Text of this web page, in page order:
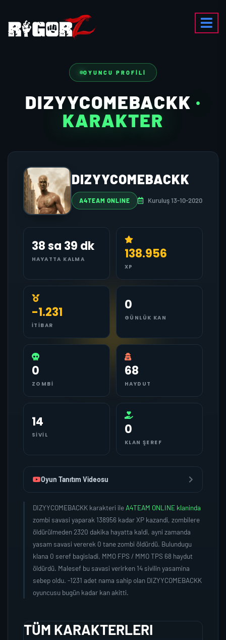
OYUNCU PROFILI
DIZYYCOMEBACKK ·
KARAKTER
DIZYYCOMEBACKK
A4TEAM ONLINE Kuruluş 13-10-2020
38 sa 39 dk
HAYATTA KALMA 138.956
XP
-1.231
İTIBAR
0
GÜNLÜK KAN
0
ZOMBI
68
HAYDUT
14
SIVIL 0
KLAN ŞEREF
Oyun Tanıtım Videosu
DIZYYCOMEBACKK karakteri ileA4TEAM ONLINE klaninda
zombi savasi yaparak 138956 kadar XP kazandi, zombilere
öldürülmeden 2320 dakika hayatta kaldi, ayni zamanda
yasam savasi vererek 0 tane zombi öldürdü. Bulundugu
klana 0 seref bagisladi, MMO FPS / MMO TPS 68 haydut
öldürdü. Malesef bu savasi verirken 14 sivilin yasamina
sebep oldu. -1231 adet nama sahip olan DIZYYCOMEBACKK
oyuncusu bugün kadar kan akitti.
TÜM KARAKTERLERI